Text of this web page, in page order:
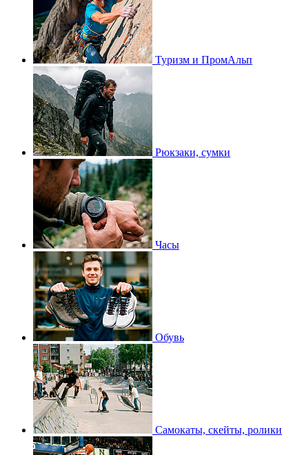
Туризм и ПромАльп
Рюкзаки, сумки
Часы
Обувь
Самокаты, скейты, ролики